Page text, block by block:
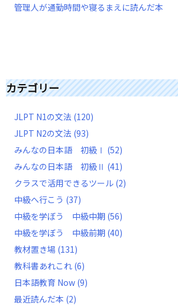
管理人が通勤時間や寝るまえに読んだ本
カテゴリー
JLPT N1の文法 (120)
JLPT N2の文法 (93)
みんなの日本語 初級Ⅰ (52)
みんなの日本語 初級Ⅱ (41)
クラスで活用できるツール (2)
中級へ行こう (37)
中級を学ぼう 中級中期 (56)
中級を学ぼう 中級前期 (40)
教材置き場 (131)
教科書あれこれ (6)
日本語教育 Now (9)
最近読んだ本 (2)